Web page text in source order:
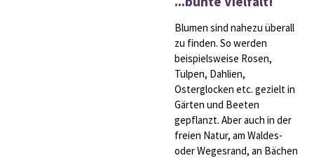
Blumen sind nahezu überall
zu finden. So werden
beispielsweise Rosen,
Tulpen, Dahlien,
Osterglocken etc. gezielt in
Gärten und Beeten
gepflanzt. Aber auch in der
freien Natur, am Waldes-
oder Wegesrand, an Bächen